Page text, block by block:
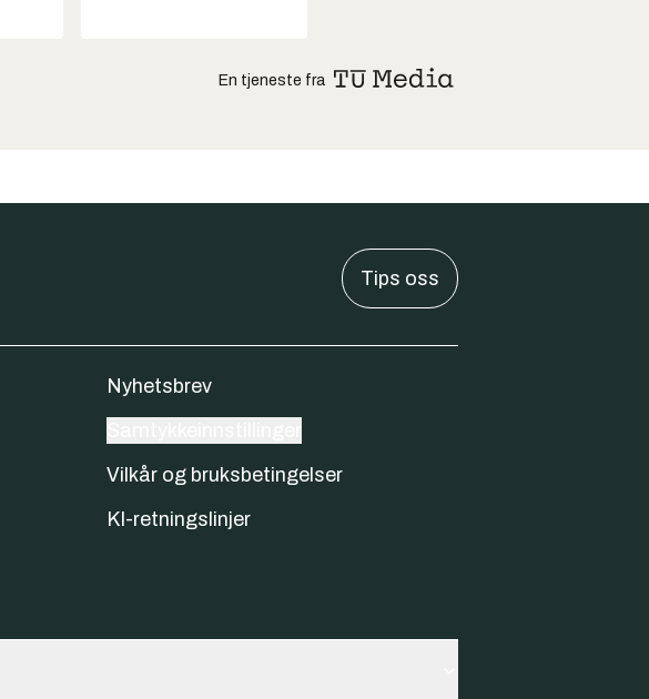
En tjeneste fra
Tips oss
Nyhetsbrev
Vilkår og bruksbetingelser
KI-retningslinjer